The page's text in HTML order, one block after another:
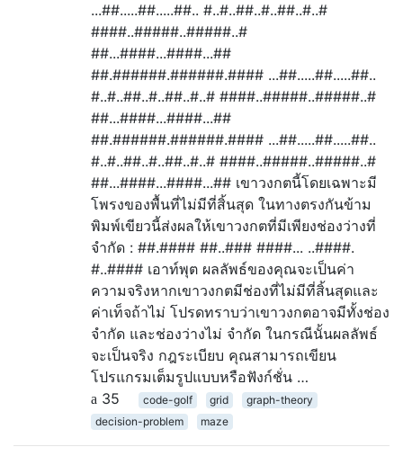
...##.....##.....##.. #..#..##..#..##..#..#
####..#####..#####..#
##...####...####...##
##.######.######.#### ...##.....##.....##..
#..#..##..#..##..#..# ####..#####..#####..#
##...####...####...##
##.######.######.#### ...##.....##.....##..
#..#..##..#..##..#..# ####..#####..#####..#
##...####...####...## เขาวงกตนี้โดยเฉพาะมี
โพรงของพื้นที่ไม่มีที่สิ้นสุด ในทางตรงกันข้าม
พิมพ์เขียวนี้ส่งผลให้เขาวงกตที่มีเพียงช่องว่างที่
จำกัด : ##.#### ##..### ####... ..####.
#..#### เอาท์พุต ผลลัพธ์ของคุณจะเป็นค่า
ความจริงหากเขาวงกตมีช่องที่ไม่มีที่สิ้นสุดและ
ค่าเท็จถ้าไม่ โปรดทราบว่าเขาวงกตอาจมีทั้งช่อง
จำกัด และช่องว่างไม่ จำกัด ในกรณีนั้นผลลัพธ์
จะเป็นจริง กฎระเบียบ คุณสามารถเขียน
โปรแกรมเต็มรูปแบบหรือฟังก์ชั่น …
35
code-golf grid
graph-theory
decision-problem
maze